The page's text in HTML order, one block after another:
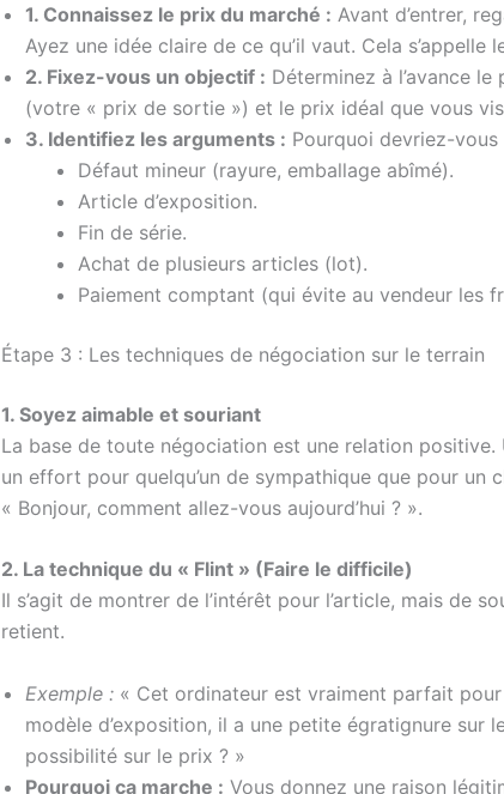
1. Connaissez le prix du marché : Avant d’entrer,
Ayez une idée claire de ce qu’il vaut. Cela s’appelle
2. Fixez-vous un objectif : Déterminez à l’avance
(votre « prix de sortie ») et le prix idéal que vous
3. Identifiez les arguments : Pourquoi devriez-
Défaut mineur (rayure, emballage abîmé).
Article d’exposition.
Fin de série.
Achat de plusieurs articles (lot).
Paiement comptant (qui évite au vendeur les
Étape 3 : Les techniques de négociation sur le terrain
1. Soyez aimable et souriant
La base de toute négociation est une relation
un effort pour quelqu’un de sympathique que pour un
« Bonjour, comment allez-vous aujourd’hui ? ».
2. La technique du « Flint » (Faire le difficile)
Il s’agit de montrer de l’intérêt pour l’article, mais de
retient.
Exemple : « Cet ordinateur est vraiment parfait pour
modèle d’exposition, il a une petite égratignure sur
possibilité sur le prix ? »
Pourquoi ça marche : Vous donnez une raison